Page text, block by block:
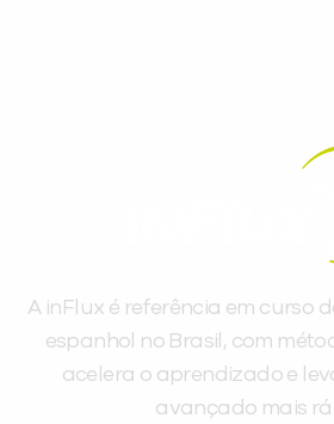
A inFlux é referência em curso
espanhol no Brasil, com
acelera o aprendizado e
avançado mais